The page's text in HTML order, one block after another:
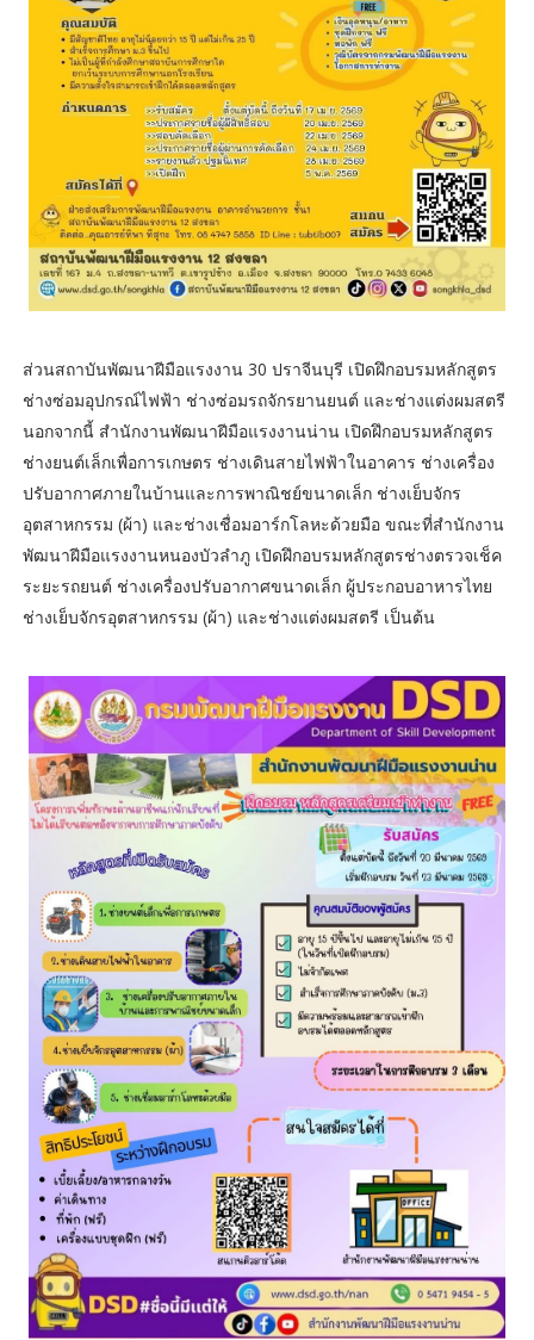
ส่วนสถาบันพัฒนาฝีมือแรงงาน 30 ปราจีนบุรี เปิดฝึกอบรมหลักสูตร
ช่างซ่อมอุปกรณ์ไฟฟ้า ช่างซ่อมรถจักรยานยนต์ และช่างแต่งผมสตรี
นอกจากนี้ สำนักงานพัฒนาฝีมือแรงงานน่าน เปิดฝึกอบรมหลักสูตร
ช่างยนต์เล็กเพื่อการเกษตร ช่างเดินสายไฟฟ้าในอาคาร ช่างเครื่อง
ปรับอากาศภายในบ้านและการพาณิชย์ขนาดเล็ก ช่างเย็บจักร
อุตสาหกรรม (ผ้า) และช่างเชื่อมอาร์กโลหะด้วยมือ ขณะที่สำนักงาน
พัฒนาฝีมือแรงงานหนองบัวลำภู เปิดฝึกอบรมหลักสูตรช่างตรวจเช็ค
ระยะรถยนต์ ช่างเครื่องปรับอากาศขนาดเล็ก ผู้ประกอบอาหารไทย
ช่างเย็บจักรอุตสาหกรรม (ผ้า) และช่างแต่งผมสตรี เป็นต้น